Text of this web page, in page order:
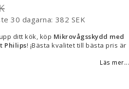
30 dagarna 382 SEK
ditt kök, köp Mikrovågsskydd med
Philips! ¡Bästa kvalitet till bästa pris är
Läs mer...